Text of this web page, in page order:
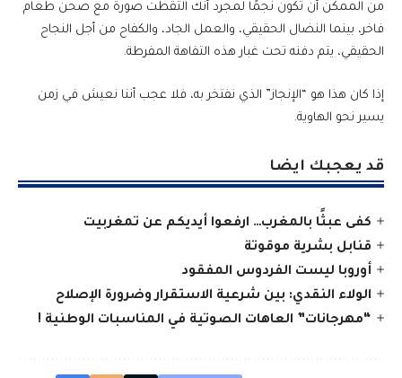
من الممكن أن تكون نجمًا لمجرد أنك التقطت صورة مع صحن طعام
فاخر، بينما النضال الحقيقي، والعمل الجاد، والكفاح من أجل النجاح
الحقيقي، يتم دفنه تحت غبار هذه التفاهة المفرطة.
إذا كان هذا هو “الإنجاز” الذي نفتخر به، فلا عجب أننا نعيش في زمن
يسير نحو الهاوية.
قد يعجبك ايضا
كفى عبثًا بالمغرب… ارفعوا أيديكم عن تمغربيت
قنابل بشرية موقوتة
أوروبا ليست الفردوس المفقود
الولاء النقدي: بين شرعية الاستقرار وضرورة الإصلاح
“مهرجانات” العاهات الصوتية في المناسبات الوطنية !